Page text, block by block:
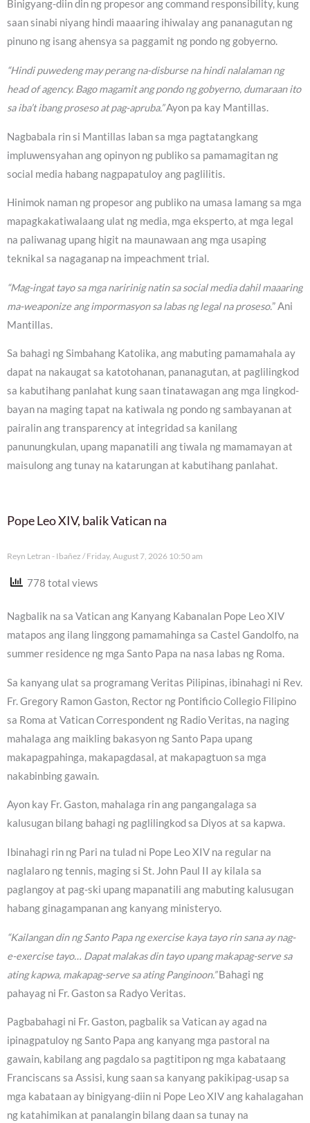
Binigyang-diin din ng propesor ang command responsibility, kung
saan sinabi niyang hindi maaaring ihiwalay ang pananagutan ng
pinuno ng isang ahensya sa paggamit ng pondo ng gobyerno.
“Hindi puwedeng may perang na-disburse na hindi nalalaman ng
head of agency. Bago magamit ang pondo ng gobyerno, dumaraan ito
sa iba’t ibang proseso at pag-apruba.”Ayon pa kay Mantillas.
Nagbabala rin si Mantillas laban sa mga pagtatangkang
impluwensyahan ang opinyon ng publiko sa pamamagitan ng
social media habang nagpapatuloy ang paglilitis.
Hinimok naman ng propesor ang publiko na umasa lamang sa mga
mapagkakatiwalaang ulat ng media, mga eksperto, at mga legal
na paliwanag upang higit na maunawaan ang mga usaping
teknikal sa nagaganap na impeachment trial.
“Mag-ingat tayo sa mga naririnig natin sa social media dahil maaaring
ma-weaponize ang impormasyon sa labas ng legal na proseso.” Ani
Mantillas.
Sa bahagi ng Simbahang Katolika, ang mabuting pamamahala ay
dapat na nakaugat sa katotohanan, pananagutan, at paglilingkod
sa kabutihang panlahat kung saan tinatawagan ang mga lingkod-
bayan na maging tapat na katiwala ng pondo ng sambayanan at
pairalin ang transparency at integridad sa kanilang
panunungkulan, upang mapanatili ang tiwala ng mamamayan at
maisulong ang tunay na katarungan at kabutihang panlahat.
Pope Leo XIV, balik Vatican na
Reyn Letran - Ibañez Friday, August 7, 2026 10:50 am
778 total views
Nagbalik na sa Vatican ang Kanyang Kabanalan Pope Leo XIV
matapos ang ilang linggong pamamahinga sa Castel Gandolfo, na
summer residence ng mga Santo Papa na nasa labas ng Roma.
Sa kanyang ulat sa programang Veritas Pilipinas, ibinahagi ni Rev.
Fr. Gregory Ramon Gaston, Rector ng Pontificio Collegio Filipino
sa Roma at Vatican Correspondent ng Radio Veritas, na naging
mahalaga ang maikling bakasyon ng Santo Papa upang
makapagpahinga, makapagdasal, at makapagtuon sa mga
nakabinbing gawain.
Ayon kay Fr. Gaston, mahalaga rin ang pangangalaga sa
kalusugan bilang bahagi ng paglilingkod sa Diyos at sa kapwa.
Ibinahagi rin ng Pari na tulad ni Pope Leo XIV na regular na
naglalaro ng tennis, maging si St. John Paul II ay kilala sa
paglangoy at pag-ski upang mapanatili ang mabuting kalusugan
habang ginagampanan ang kanyang ministeryo.
“Kailangan din ng Santo Papa ng exercise kaya tayo rin sana ay nag-
e-exercise tayo… Dapat malakas din tayo upang makapag-serve sa
ating kapwa, makapag-serve sa ating Panginoon.”Bahagi ng
pahayag ni Fr. Gaston sa Radyo Veritas.
Pagbabahagi ni Fr. Gaston, pagbalik sa Vatican ay agad na
ipinagpatuloy ng Santo Papa ang kanyang mga pastoral na
gawain, kabilang ang pagdalo sa pagtitipon ng mga kabataang
Franciscans sa Assisi, kung saan sa kanyang pakikipag-usap sa
mga kabataan ay binigyang-diin ni Pope Leo XIV ang kahalagahan
ng katahimikan at panalangin bilang daan sa tunay na